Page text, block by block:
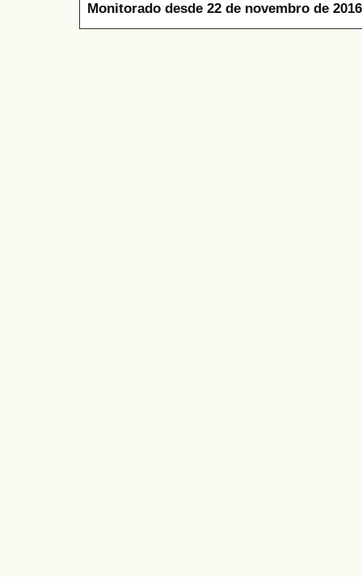
Monitorado desde 22 de novembro de